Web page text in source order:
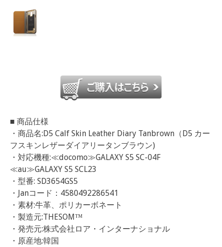
■ 商品仕様
・商品名:D5 Calf Skin Leather Diary Tanbrown（D5 カー
フスキンレザーダイアリータンブラウン)
・対応機種:≪docomo≫GALAXY S5 SC-04F
≪au≫GALAXY S5 SCL23
・型番: SD3654GS5
・Janコード：4580492286541
・素材:牛革、ポリカーボネート
・製造元:THESOM™
・発売元:株式会社ロア・インターナショナル
・原産地:韓国